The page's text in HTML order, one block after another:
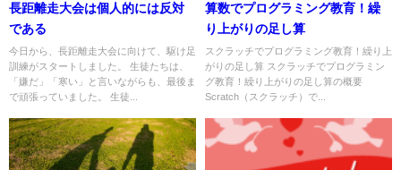
長距離走大会は個人的には反対
である
今日から、長距離走大会に向けて、駆け足
訓練がスタートしました。 生徒たちは、
「嫌だ」「寒い」と言いながらも、最後ま
で頑張っていました。 生徒...
算数でプログラミング教育！繰
り上がりの足し算
スクラッチでプログラミング教育！繰り上
がりの足し算 スクラッチでプログラミン
グ教育！繰り上がりの足し算の概要
Scratch（スクラッチ）で...